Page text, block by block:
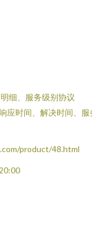
细、服务级别协议
应时间、解决时间、服
product/48.html